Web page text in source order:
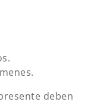
deben